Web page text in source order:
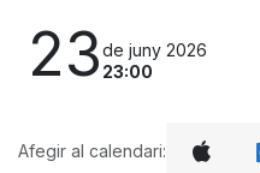
23de juny 2026
23:00
Afegir al calendari: